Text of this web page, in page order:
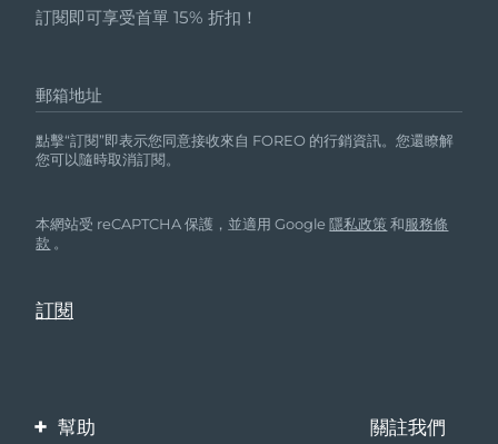
訂閱即可享受首單 15% 折扣！
郵箱地址
點擊“訂閱”即表示您同意接收來自 FOREO 的行銷資訊。您還瞭解
您可以隨時取消訂閱。
本網站受 reCAPTCHA 保護，並適用 Google隱私政策 和服務條
款 。
幫助 關註我們